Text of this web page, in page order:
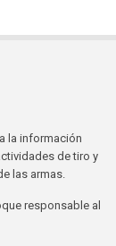
la información
de tiro y
las armas.
responsable al